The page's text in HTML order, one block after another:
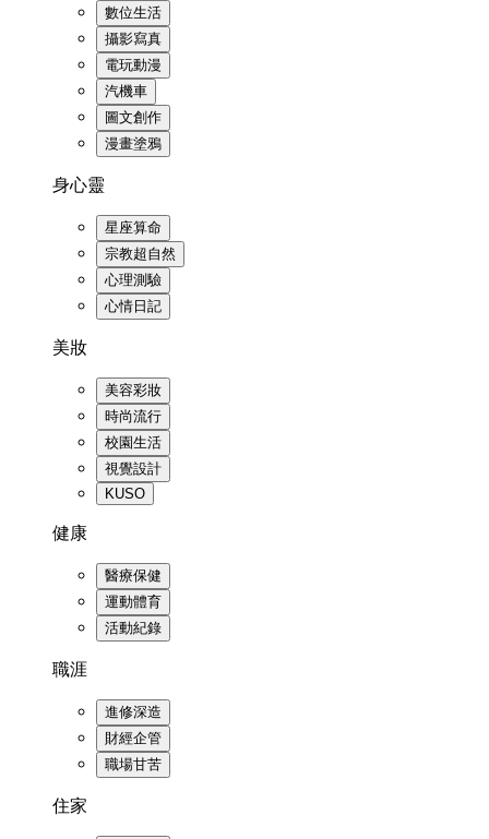
數位生活
攝影寫真
電玩動漫
汽機車
圖文創作
漫畫塗鴉
身心靈
星座算命
宗教超自然
心理測驗
心情日記
美妝
美容彩妝
時尚流行
校園生活
視覺設計
KUSO
健康
醫療保健
運動體育
活動紀錄
職涯
進修深造
財經企管
職場甘苦
住家